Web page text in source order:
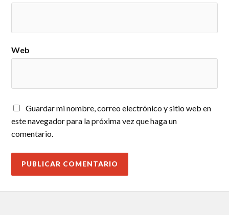
Web
Guardar mi nombre, correo electrónico y sitio web en
este navegador para la próxima vez que haga un
comentario.